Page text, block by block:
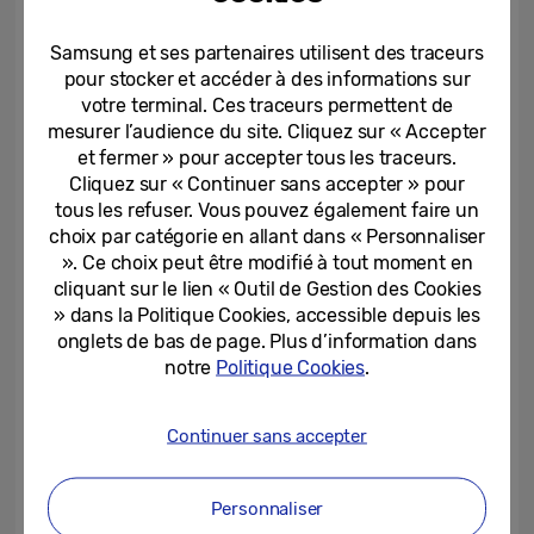
cryptées, garantissant ainsi une
confidentialité continue – même sur les
réseaux publics.
Pleinement développée, l’informatique
quantique pourrait remettre en cause de
nombreuses protections actuelles. En
intégrant un chiffrement dédié, Wi-Fi
Sécurisé est conçu pour résister aux
attaques visant à capturer des données
cryptées dans l’intention de les décrypter le
jour où la technologie aura atteint sa
de « récolte maintenant, déchiffre plus tard
». Cette mise à jour renforce le tunnel de
sécurité qui existe entre les appareils
Samsung et ses partenaires utilisent des traceurs
pour stocker et accéder à des informations sur
votre terminal. Ces traceurs permettent de
mesurer l’audience du site. Cliquez sur « Accepter
et fermer » pour accepter tous les traceurs.
Cliquez sur « Continuer sans accepter » pour
tous les refuser. Vous pouvez également faire un
choix par catégorie en allant dans « Personnaliser
». Ce choix peut être modifié à tout moment en
cliquant sur le lien « Outil de Gestion des Cookies
» dans la Politique Cookies, accessible depuis les
onglets de bas de page. Plus d’information dans
notre Politique Cookies.
Continuer sans accepter
Personnaliser